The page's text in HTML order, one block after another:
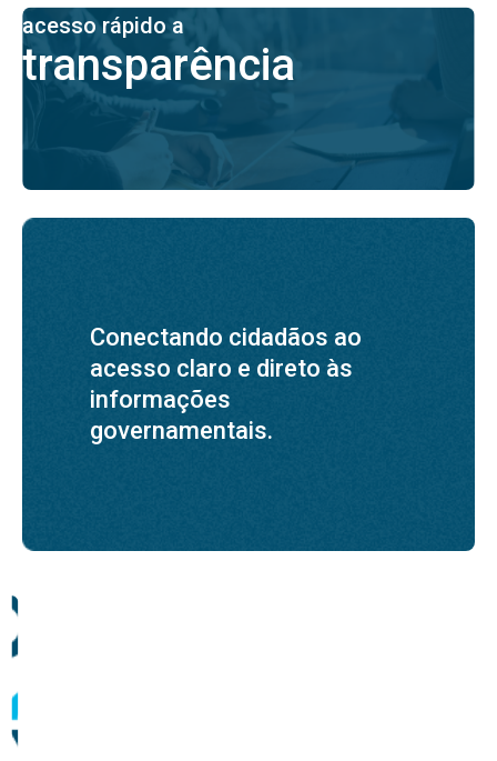
acesso rápido a
transparência
Conectando cidadãos ao
acesso claro e direto às
informações
governamentais.